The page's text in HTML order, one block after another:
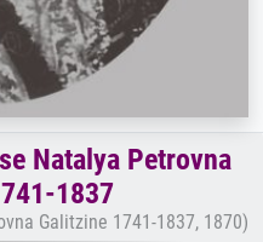
Natalya Petrovna
1837
Galitzine 1741-1837, 1870)